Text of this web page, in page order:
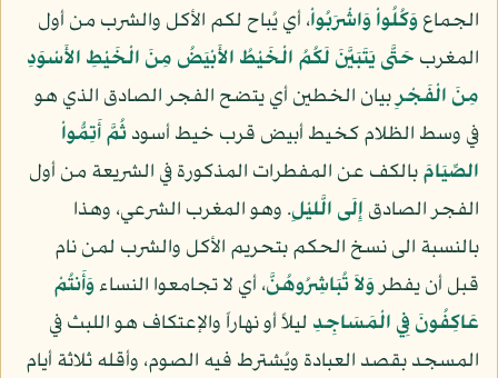
الجماعوَكُلُواْ وَاشْرَبُواْ، أي يُباح لكم الأكل والشرب من أول
المغرب حَتَّى يَتَبَيَّنَ لَكُمُ الْخَيْطُ الأَبْيَضُ مِنَ الْخَيْطِ الأَسْوَدِ
مِنَ الْفَجْرِبيان الخطين أي يتضح الفجر الصادق الذي هو
في وسط الظلام كخيط أبيض قرب خيط أسودثُمَّ أَتِمُّواْ
الصِّيَامَبالكف عن المفطرات المذكورة في الشريعة من أول
الفجر الصادق إِلَى الَّليْلِ. وهو المغرب الشرعي، وهذا
بالنسبة الى نسخ الحكم بتحريم الأكل والشرب لمن نام
قبل أن يفطروَلاَ تُبَاشِرُوهُنَّ، أي لا تجامعوا النساءوَأَنتُمْ
عَاكِفُونَ فِي الْمَسَاجِدِ ليلاً أو نهاراً والإعتكاف هو اللبث في
المسجد بقصد العبادة ويُشترط فيه الصوم، وأقله ثلاثة أيام